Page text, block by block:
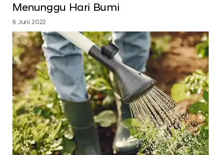
Menunggu Hari Bumi
6 Juni 2022